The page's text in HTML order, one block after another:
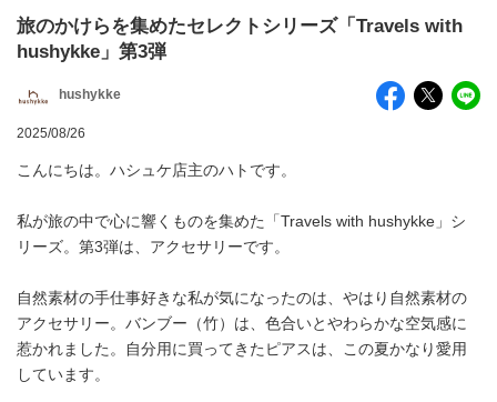
旅のかけらを集めたセレクトシリーズ「Travels with
hushykke」第3弾
hushykke
2025/08/26
こんにちは。ハシュケ店主のハトです。
私が旅の中で心に響くものを集めた「Travels with hushykke」シ
リーズ。第3弾は、アクセサリーです。
自然素材の手仕事好きな私が気になったのは、やはり自然素材の
アクセサリー。バンブー（竹）は、色合いとやわらかな空気感に
惹かれました。自分用に買ってきたピアスは、この夏かなり愛用
しています。